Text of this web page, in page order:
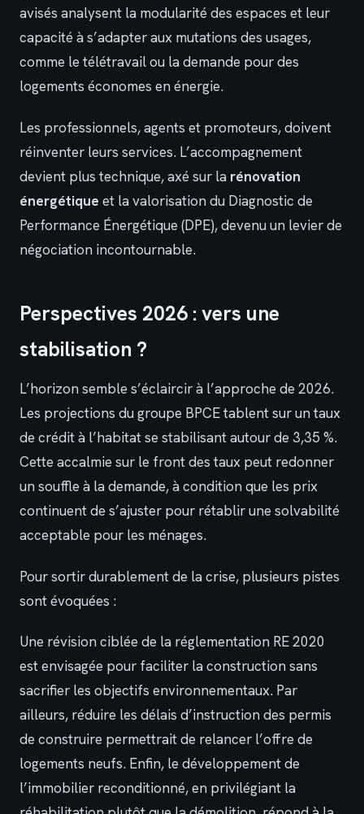
avisés analysent la modularité des espaces et leur
capacité à s’adapter aux mutations des usages,
comme le télétravail ou la demande pour des
logements économes en énergie.
Les professionnels, agents et promoteurs, doivent
réinventer leurs services. L’accompagnement
devient plus technique, axé sur la rénovation
énergétique et la valorisation du Diagnostic de
Performance Énergétique (DPE), devenu un levier de
négociation incontournable.
Perspectives 2026 : vers une
stabilisation ?
L’horizon semble s’éclaircir à l’approche de 2026.
Les projections du groupe BPCE tablent sur un taux
de crédit à l’habitat se stabilisant autour de 3,35 %.
Cette accalmie sur le front des taux peut redonner
un souffle à la demande, à condition que les prix
continuent de s’ajuster pour rétablir une solvabilité
acceptable pour les ménages.
Pour sortir durablement de la crise, plusieurs pistes
sont évoquées :
Une révision ciblée de la réglementation RE 2020
est envisagée pour faciliter la construction sans
sacrifier les objectifs environnementaux. Par
ailleurs, réduire les délais d’instruction des permis
de construire permettrait de relancer l’offre de
logements neufs. Enfin, le développement de
l’immobilier reconditionné, en privilégiant la